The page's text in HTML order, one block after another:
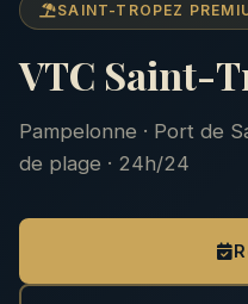
SAINT-TROPEZ
VTC Saint-
Pampelonne · Port de
de plage · 24h/24